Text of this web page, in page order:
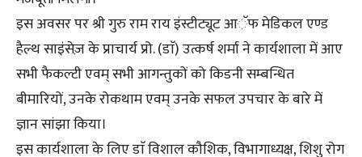
इस अवसर पर श्री गुरु राम राय इंस्टीट्यूट आॅफ मेडिकल एण्ड
हैल्थ साइंसेज़ के प्राचार्य प्रो. (डाॅ) उत्कर्ष शर्मा ने कार्यशाला में आए
सभी फैकल्टी एवम् सभी आगन्तुकों को किडनी सम्बन्धित
बीमारियों, उनके रोकथाम एवम् उनके सफल उपचार के बारे में
ज्ञान सांझा किया।
इस कार्यशाला के लिए डाॅ विशाल कौशिक, विभागाध्यक्ष, शिशु रोग